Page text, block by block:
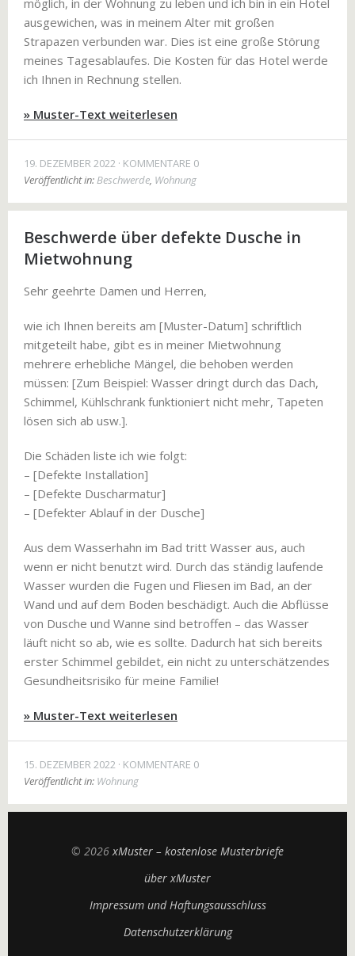
möglich, in der Wohnung zu leben und ich bin in ein Hotel
ausgewichen, was in meinem Alter mit großen
Strapazen verbunden war. Dies ist eine große Störung
meines Tagesablaufes. Die Kosten für das Hotel werde
ich Ihnen in Rechnung stellen.
» Muster-Text weiterlesen
19. DEZEMBER 2022 KOMMENTARE 0
Veröffentlicht in:Beschwerde, Wohnung
Beschwerde über defekte Dusche in
Mietwohnung
Sehr geehrte Damen und Herren,
wie ich Ihnen bereits am [Muster-Datum] schriftlich
mitgeteilt habe, gibt es in meiner Mietwohnung
mehrere erhebliche Mängel, die behoben werden
müssen: [Zum Beispiel: Wasser dringt durch das Dach,
Schimmel, Kühlschrank funktioniert nicht mehr, Tapeten
lösen sich ab usw.].
Die Schäden liste ich wie folgt:
– [Defekte Installation]
– [Defekte Duscharmatur]
– [Defekter Ablauf in der Dusche]
Aus dem Wasserhahn im Bad tritt Wasser aus, auch
wenn er nicht benutzt wird. Durch das ständig laufende
Wasser wurden die Fugen und Fliesen im Bad, an der
Wand und auf dem Boden beschädigt. Auch die Abflüsse
von Dusche und Wanne sind betroffen – das Wasser
läuft nicht so ab, wie es sollte. Dadurch hat sich bereits
erster Schimmel gebildet, ein nicht zu unterschätzendes
Gesundheitsrisiko für meine Familie!
» Muster-Text weiterlesen
15. DEZEMBER 2022 KOMMENTARE 0
Veröffentlicht in: Wohnung
© 2026xMuster – kostenlose Musterbriefe
über xMuster
Impressum und Haftungsausschluss
Datenschutzerklärung